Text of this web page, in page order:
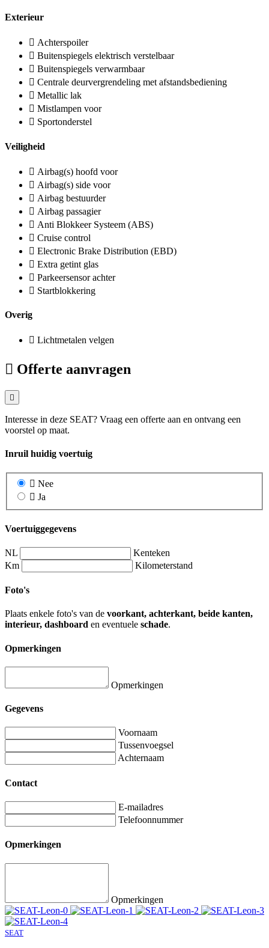
Exterieur
Achterspoiler
Buitenspiegels elektrisch verstelbaar
Buitenspiegels verwarmbaar
Centrale deurvergrendeling met afstandsbediening
Metallic lak
Mistlampen voor
Sportonderstel
Veiligheid
Airbag(s) hoofd voor
Airbag(s) side voor
Airbag bestuurder
Airbag passagier
Anti Blokkeer Systeem (ABS)
Cruise control
Electronic Brake Distribution (EBD)
Extra getint glas
Parkeersensor achter
Startblokkering
Overig
Lichtmetalen velgen
Offerte aanvragen
Interesse in deze SEAT? Vraag een offerte aan en ontvang een
voorstel op maat.
Inruil huidig voertuig
Nee
Ja
Voertuiggegevens
NL
Kenteken
Km
Kilometerstand
Foto's
Plaats enkele foto's van de voorkant, achterkant, beide kanten,
interieur, dashboard en eventuele schade.
Opmerkingen
Opmerkingen
Gegevens
Voornaam
Tussenvoegsel
Achternaam
Contact
E-mailadres
Telefoonnummer
Opmerkingen
Opmerkingen
SEAT